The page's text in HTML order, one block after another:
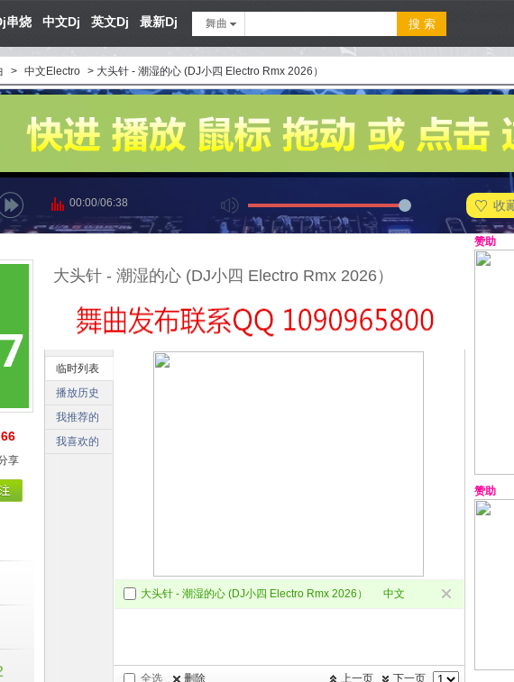
串烧 中文Dj 英文Dj 最新Dj 舞曲
> 中文Electro > 大头针 - 潮湿的心 (DJ小四 Electro Rmx 2026）
收
00:00/06:38
大头针 - 潮湿的心 (DJ小四 Electro Rmx 2026）
临时列表
播放历史
我推荐的
我喜欢的
大头针 - 潮湿的心 (DJ小四 Electro Rmx 2026）
中文
全选 删除 下一页
上一页
66
享
赞助
赞助